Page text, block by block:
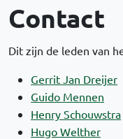
Contact
Dit zijn de leden van
Gerrit Jan Dreijer
Guido Mennen
Henry Schouwstra
Hugo Welther